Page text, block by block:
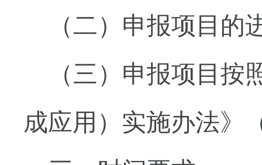
（二）申报项目
（三）申报项目
成应用）实施办法》